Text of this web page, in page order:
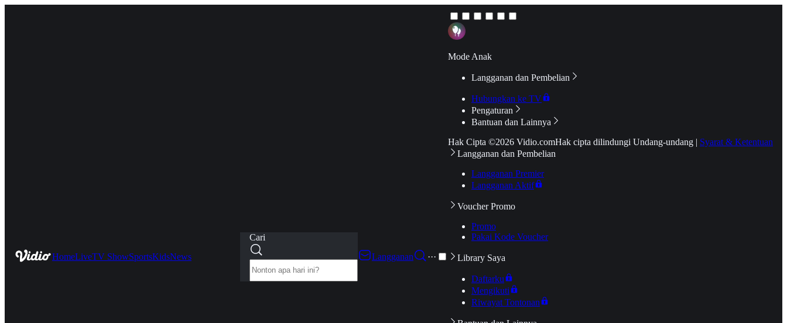
HomeLiveTV ShowSportsKidsNews
Cari
Langganan
···
Mode Anak
Langganan dan Pembelian
Hubungkan ke TV
Pengaturan
Bantuan dan Lainnya
Hak Cipta ©2026 Vidio.comHak cipta dilindungi Undang-undang | Syarat & Ketentuan
Langganan dan Pembelian
Langganan Premier
Langganan Aktif
Voucher Promo
Promo
Pakai Kode Voucher
Library Saya
Daftarku
Mengikuti
Riwayat Tontonan